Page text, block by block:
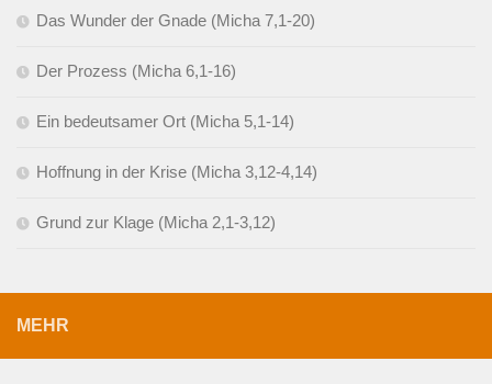
Das Wunder der Gnade (Micha 7,1-20)
Der Prozess (Micha 6,1-16)
Ein bedeutsamer Ort (Micha 5,1-14)
Hoffnung in der Krise (Micha 3,12-4,14)
Grund zur Klage (Micha 2,1-3,12)
MEHR